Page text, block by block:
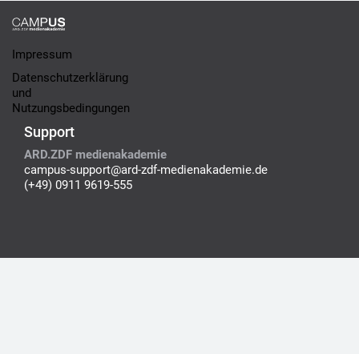
Impressum
Datenschutzerklärung
und
Nutzungsbedingungen
Support
ARD.ZDF medienakademie
campus-support@ard-zdf-medienakademie.de
(+49) 0911 9619-555